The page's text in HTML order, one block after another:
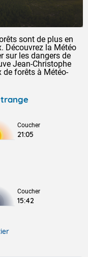
sont de plus en
Découvrez la Météo
sur les dangers de
Jean-Christophe
forêts à Météo-
Coucher
21:05
Coucher
15:42